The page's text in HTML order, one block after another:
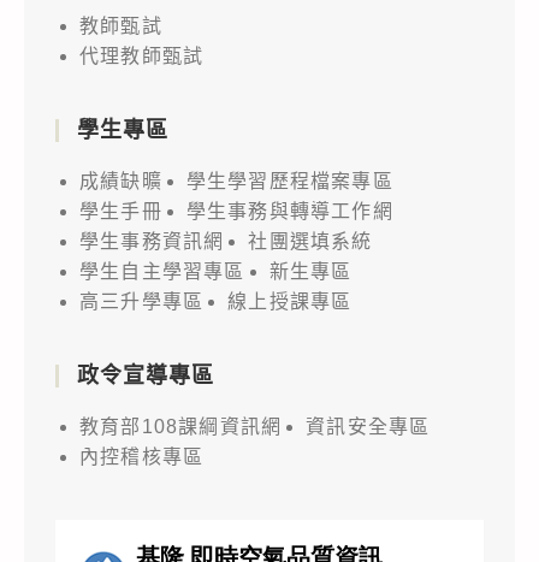
教師甄試
代理教師甄試
學生專區
成績缺曠
學生學習歷程檔案專區
學生手冊
學生事務與轉導工作網
學生事務資訊網
社團選填系統
學生自主學習專區
新生專區
高三升學專區
線上授課專區
政令宣導專區
教育部108課綱資訊網
資訊安全專區
內控稽核專區